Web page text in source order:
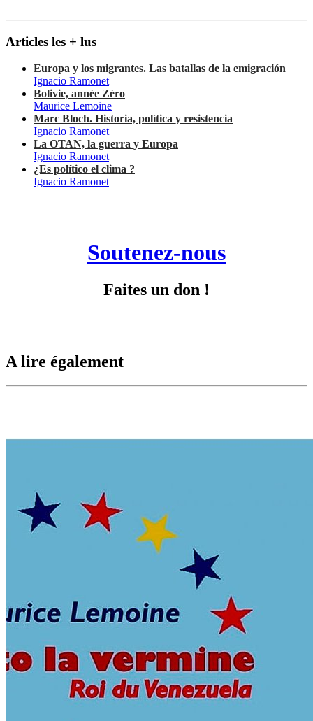
Articles les + lus
Europa y los migrantes. Las batallas de la emigración
Ignacio Ramonet
Bolivie, année Zéro
Maurice Lemoine
Marc Bloch. Historia, política y resistencia
Ignacio Ramonet
La OTAN, la guerra y Europa
Ignacio Ramonet
¿Es político el clima ?
Ignacio Ramonet
Soutenez-nous
Faites un don !
A lire également